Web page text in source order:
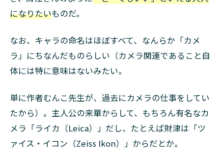
になりたいものだ。
なお、キャラの命名はほぼすべて、なんらか「カメ
ラ」にちなんだものらしい（カメラ関連であること自
体には特に意味はないみたい。
単に作者むんこ先生が、過去にカメラの仕事をしてい
たから）。主人公の来華からして、もちろん有名なカ
メラ「ライカ（Leica）」だし、たとえば財津は「ツ
ァイス・イコン（Zeiss Ikon）」からだとか。